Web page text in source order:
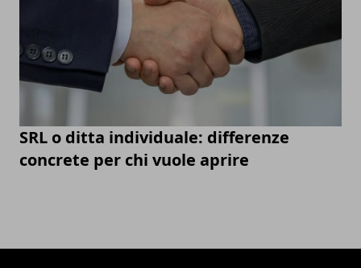
SRL o ditta individuale: differenze
concrete per chi vuole aprire